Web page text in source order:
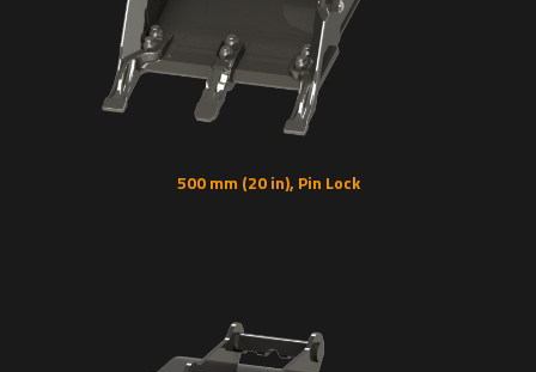
500 mm (20 in), Pin Lock